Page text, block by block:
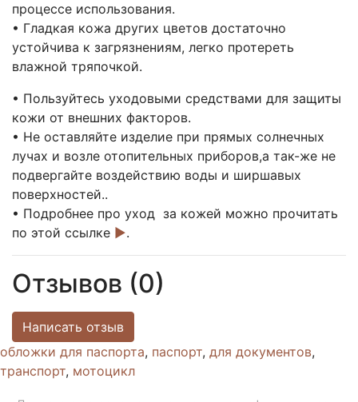
процессе использования.
• Гладкая кожа других цветов достаточно
устойчива к загрязнениям, легко протереть
влажной тряпочкой.
• Пользуйтесь уходовыми средствами для защиты
кожи от внешних факторов.
• Не оставляйте изделие при прямых солнечных
лучах и возле отопительных приборов,а так-же не
подвергайте воздействию воды и ширшавых
поверхностей..
• Подробнее про уход за кожей можно прочитать
по этой ссылке ►.
Отзывов (0)
Написать отзыв
обложки для паспорта, паспорт, для документов,
транспорт, мотоцикл